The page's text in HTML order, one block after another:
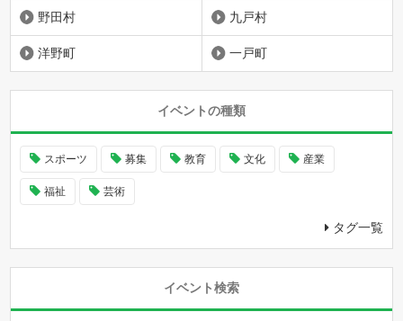
野田村 九戸村
洋野町 一戸町
イベントの種類
スポーツ 募集 教育 文化 産業
福祉 芸術
タグ一覧
イベント検索